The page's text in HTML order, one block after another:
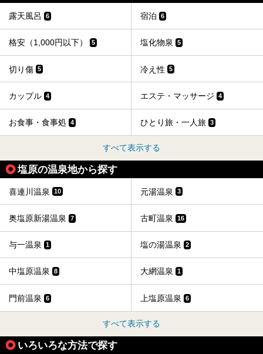
露天風呂 6 宿泊 6
格安（1,000円以下） 5 塩化物泉 5
切り傷 5 冷え性 5
カップル 4 エステ・マッサージ 4
お食事・食事処 4 ひとり旅・一人旅 3
すべて表示する
塩原の温泉地から探す
喜連川温泉 10 元湯温泉 3
奥塩原新湯温泉 7 古町温泉 16
与一温泉 1 塩の湯温泉 2
中塩原温泉 8 大網温泉 1
門前温泉 6 上塩原温泉 6
すべて表示する
いろいろな方法で探す